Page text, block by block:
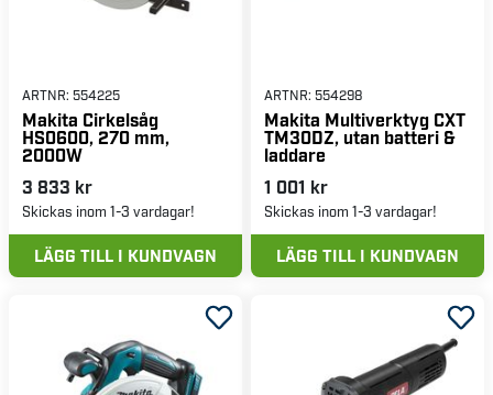
ARTNR: 554225
Makita Cirkelsåg
HS0600, 270 mm,
2000W
3 833 kr
Skickas inom 1-3 vardagar!
LÄGG TILL I KUNDVAGN
ARTNR: 554298
Makita Multiverktyg CXT
TM30DZ, utan batteri &
laddare
1 001 kr
Skickas inom 1-3 vardagar!
LÄGG TILL I KUNDVAGN